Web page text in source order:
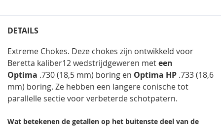
DETAILS
Extreme Chokes. Deze chokes zijn ontwikkeld voor
Beretta kaliber12 wedstrijdgeweren meteen
Optima .730 (18,5 mm) boring en Optima HP .733 (18,6
mm) boring. Ze hebben een langere conische tot
parallelle sectie voor verbeterde schotpatern.
Wat betekenen de getallen op het buitenste deel van de